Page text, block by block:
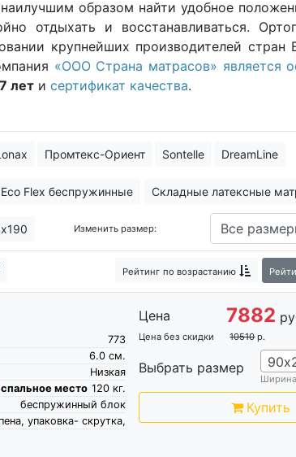
образом найти удобное
отдыхать и восстанавливаться.
крупнейших производителей
«ООО Страна матрасов» является
лет и сертификат качества.
Промтекс-Ориент Sontelle DreamLine
Flex беспружинные Складные латексные
Изменить размер:
Рейтинг по возрастанию
773
см.
6.0
Низкая
место
кг.
120
беспружинный блок
упаковка- скрутка,
Цена 7882
Цена без скидки 10510 р.
Выбрать размер
Купить